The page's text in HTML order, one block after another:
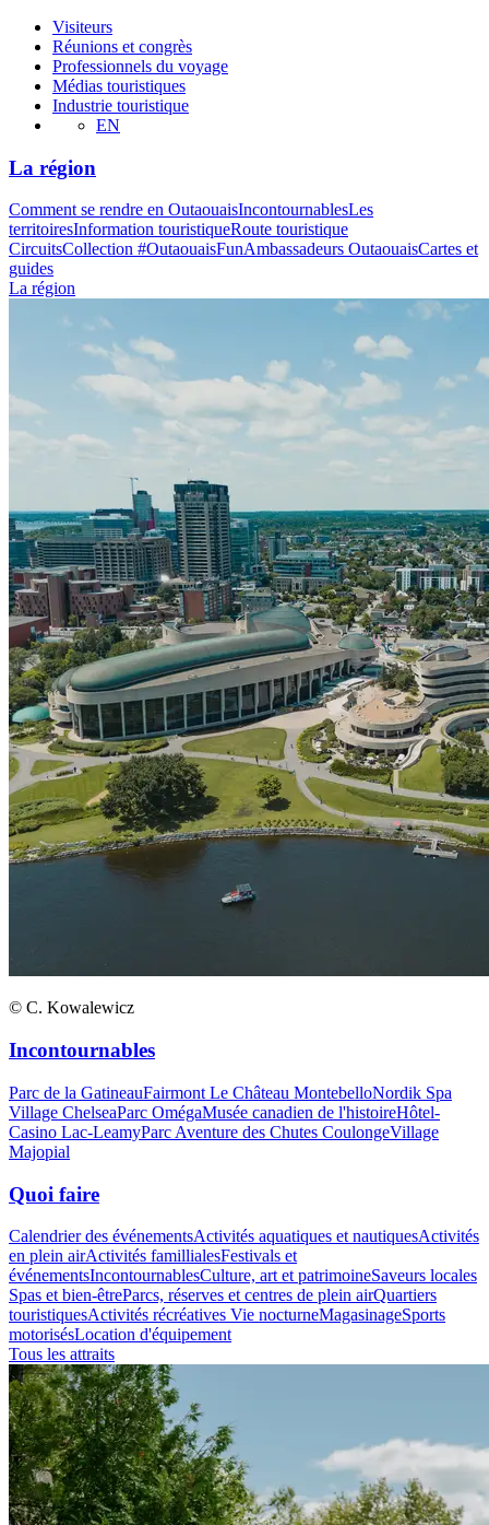
Visiteurs
Réunions et congrès
Professionnels du voyage
Médias touristiques
Industrie touristique
EN
La région
Comment se rendre en OutaouaisIncontournablesLes
territoiresInformation touristiqueRoute touristique
CircuitsCollection #OutaouaisFunAmbassadeurs OutaouaisCartes et
guides
La région
© C. Kowalewicz
Incontournables
Parc de la GatineauFairmont Le Château MontebelloNordik Spa
Village ChelseaParc OmégaMusée canadien de l'histoireHôtel-
Casino Lac-LeamyParc Aventure des Chutes CoulongeVillage
Majopial
Quoi faire
Calendrier des événementsActivités aquatiques et nautiquesActivités
en plein airActivités famillialesFestivals et
événementsIncontournablesCulture, art et patrimoineSaveurs locales
Spas et bien-êtreParcs, réserves et centres de plein airQuartiers
touristiquesActivités récréatives Vie nocturneMagasinageSports
motorisésLocation d'équipement
Tous les attraits